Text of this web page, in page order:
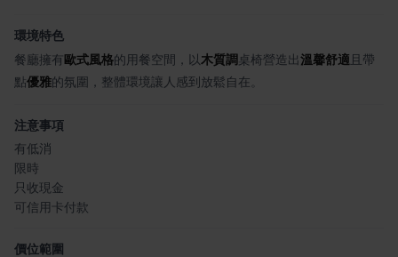
環境特色
餐廳擁有 歐式風格的用餐空間，以木質調 桌椅營造出溫馨舒適 且帶
點優雅的氛圍，整體環境讓人感到放鬆自在。
注意事項
有低消
限時
只收現金
可信用卡付款
價位範圍